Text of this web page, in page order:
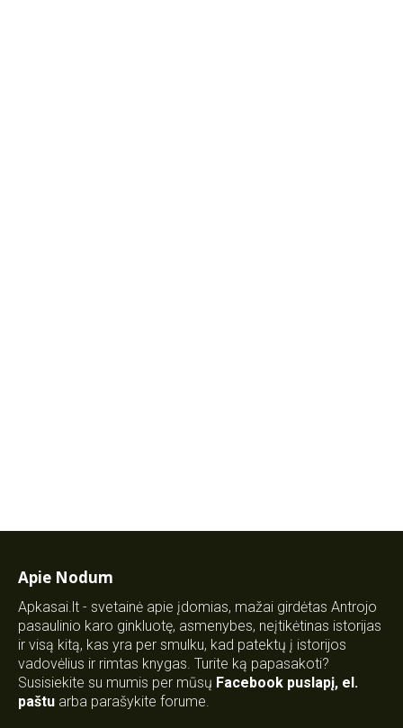
Apie Nodum
Apkasai.lt - svetainė apie įdomias, mažai girdėtas Antrojo
pasaulinio karo ginkluotę, asmenybes, neįtikėtinas istorijas
ir visą kitą, kas yra per smulku, kad patektų į istorijos
vadovėlius ir rimtas knygas. Turite ką papasakoti?
Susisiekite su mumis per mūsų Facebook puslapį, el.
paštu arba parašykite forume.